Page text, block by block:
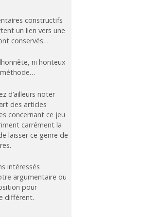
constructifs
un lien vers une
conservés…
ni honteux
d’ailleurs noter
des articles
concernant ce jeu
carrément la
laisser ce genre de
intéressés
argumentaire ou
pour
différent.